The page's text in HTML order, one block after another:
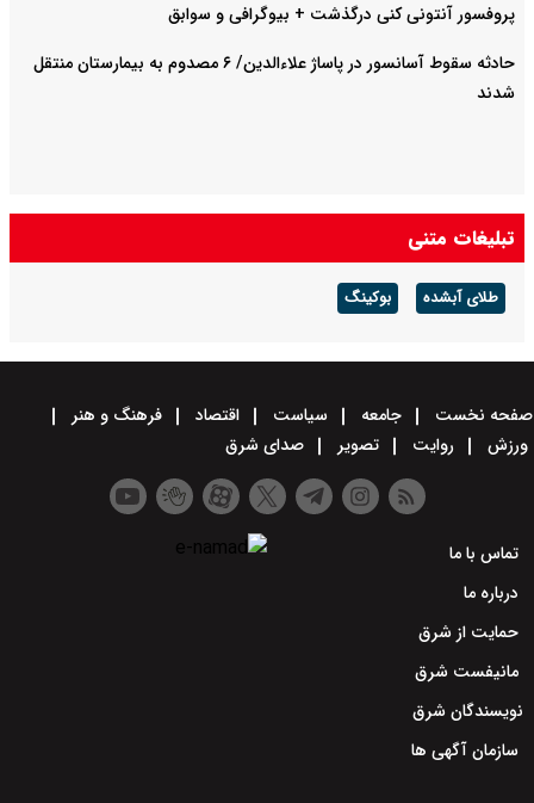
پروفسور آنتونی کنی درگذشت + بیوگرافی و سوابق
حادثه سقوط آسانسور در پاساژ علاءالدین/ ۶ مصدوم به بیمارستان منتقل
شدند
تبلیغات متنی
طلای آبشده بوکینگ
صفحه نخست جامعه سیاست اقتصاد
فرهنگ و هنر
ورزش
روایت تصویر صدای شرق
تماس با ما
درباره ما
حمایت از شرق
مانیفست شرق
نویسندگان شرق
سازمان آگهی ها